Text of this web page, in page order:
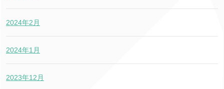
2024年2月
2024年1月
2023年12月